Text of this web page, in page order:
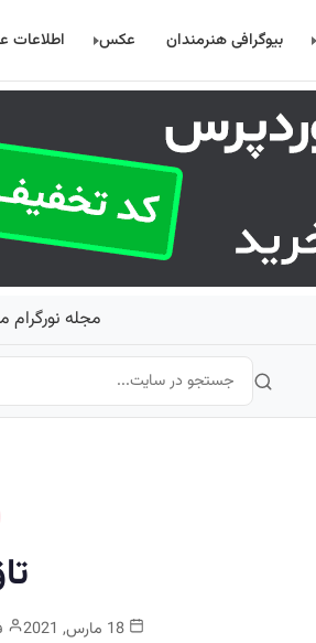
بیوگرافی هنرمندان عکس اطلاعات
مجله نورگرام
18 مارس, 2021